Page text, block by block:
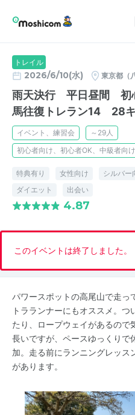
トレイル
2026/6/10(水) 東京都（
雨天決行 平日昼間 初
馬往復トレラン14 28
イベント、練習会
～29人
初心者向け、初心者OK、中級者向
特典有り 女性向け シルバー
ダイエット
出会い
4.87
このイベントは終了しました。
パワースポットの高尾山で走っ
トラランナーにもオススメ。
たり、ロープウェイがあるので
長いですが、ペースゆっくりで
加。走る前にランニングレッス
があります。